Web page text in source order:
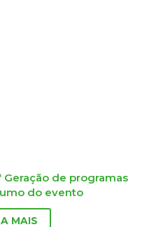
Geração de programas
do evento
MAIS